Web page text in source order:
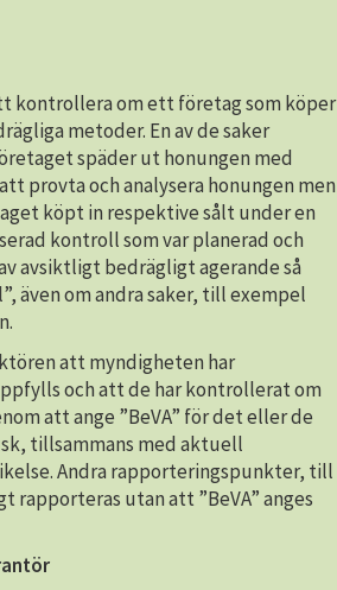
kontrollera om ett företag som köper
metoder. En av de saker
späder ut honungen med
provta och analysera honungen men
köpt in respektive sålt under en
kontroll som var planerad och
avsiktligt bedrägligt agerande så
även om andra saker, till exempel
att myndigheten har
och att de har kontrollerat om
att ange ”BeVA” för det eller de
tillsammans med aktuell
Andra rapporteringspunkter, till
utan att ”BeVA” anges